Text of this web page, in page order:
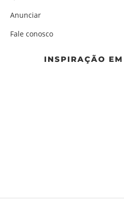
Anunciar
Fale conosco
INSPIRAÇÃO